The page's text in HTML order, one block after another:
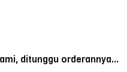
ditunggu orderannya…